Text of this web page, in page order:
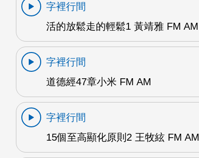
字裡行間
活的放鬆走的輕鬆1 黃靖雅 FM AM
字裡行間
道德經47章小米 FM AM
字裡行間
15個至高顯化原則2 王牧絃 FM AM